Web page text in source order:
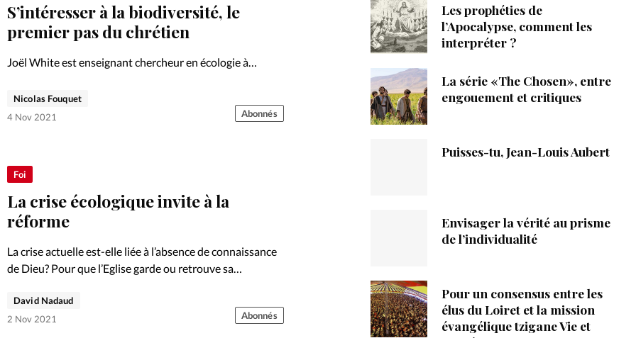
Foi
Opinions
À propos
Emploi
S’intéresser à la biodiversité, le
premier pas du chrétien
Joël White est enseignant chercheur en écologie à
France, une organisation chrétienne de conservation de
la nature. Entretien.
Nicolas Fouquet
4 Nov 2021
Abonnés
Foi
La crise écologique invite à la
réforme
La crise actuelle est-elle liée à l’absence de connaissance
de Dieu? Pour que l’Eglise garde ou retrouve sa
inévitable.
David Nadaud
2 Nov 2021
Abonnés
Les prophéties de
l’Apocalypse, comment les
interpréter ?
La série «The Chosen», entre
engouement et critiques
Puisses-tu, Jean-Louis Aubert
Envisager la vérité au prisme
de l’individualité
Pour un consensus entre les
élus du Loiret et la mission
évangélique tzigane Vie et